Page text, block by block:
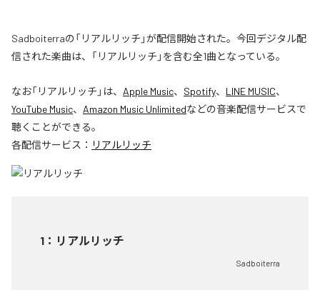
Sadboiterraの「リアルリッチ」が配信開始された。今回デジタル配
信された楽曲は、「リアルリッチ」を含む全1曲となっている。
なお「リアルリッチ 」は、 Apple Music、 Spotify、 LINE MUSIC、
YouTube Music、 Amazon Music Unlimitedなどの音楽配信サービスで
聴くことができる。
各配信サービス： リアルリッチ
1 ： リアルリッチ
Sadboiterra